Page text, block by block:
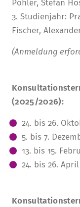
Pöhler, Stefan
3. Studienjahr:
Fischer,
(Anmeldung
(2025/2026):
24. bis 26.
5. bis 7.
13. bis 15.
24. bis 26.